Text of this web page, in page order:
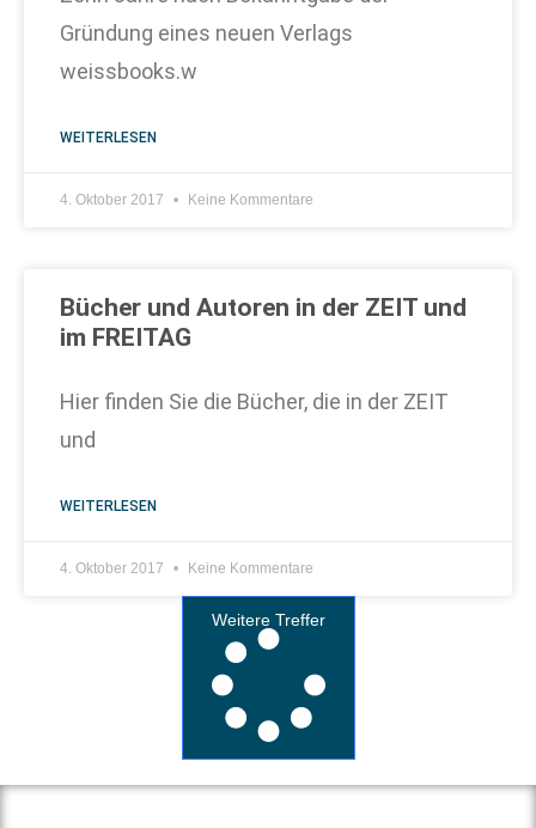
Gründung eines neuen Verlags
weissbooks.w
WEITERLESEN
4. Oktober 2017 Keine Kommentare
Bücher und Autoren in der ZEIT und
im FREITAG
Hier finden Sie die Bücher, die in der ZEIT
und
WEITERLESEN
4. Oktober 2017 Keine Kommentare
Weitere Treffer